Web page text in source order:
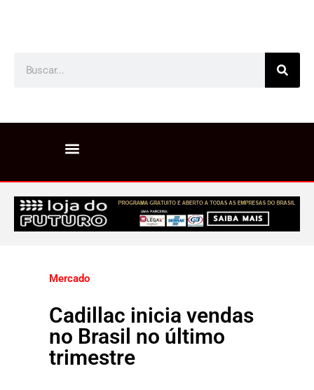
Mercado
Cadillac inicia vendas
no Brasil no último
trimestre